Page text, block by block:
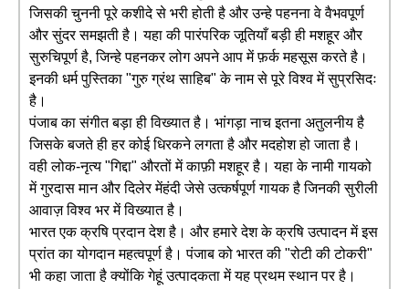
जिसकी चुननी पूरे कशीदे से भरी होती है और उन्हे पहनना वे वैभवपूर्ण
और सुंदर समझती है। यहा की पारंपरिक जूतियाँ बड़ी ही मशहूर और
सुरुचिपूर्ण है, जिन्हे पहनकर लोग अपने आप में फ़र्क महसूस करते है।
इनकी धर्म पुस्तिका "गुरु ग्रंथ साहिब" के नाम से पूरे विश्व में सुप्रसिदः
है।
पंजाब का संगीत बड़ा ही विख्यात है। भांगड़ा नाच इतना अतुलनीय है
जिसके बजते ही हर कोई धिरकने लगता है और मदहोश हो जाता है।
वही लोक-नृत्य "गिद्दा" औरतों में काफ़ी मशहूर है। यहा के नामी गायको
में गुरदास मान और दिलेर मेंहंदी जेसे उत्कर्षपूर्ण गायक है जिनकी सुरीली
आवाज़ विश्व भर में विख्यात है।
भारत एक क्रषि प्रदान देश है। और हमारे देश के क्रषि उत्पादन में इस
प्रांत का योगदान महत्वपूर्ण है। पंजाब को भारत की "रोटी की टोकरी"
भी कहा जाता है क्योंकि गेहूं उत्पादकता में यह प्रथम स्थान पर है।